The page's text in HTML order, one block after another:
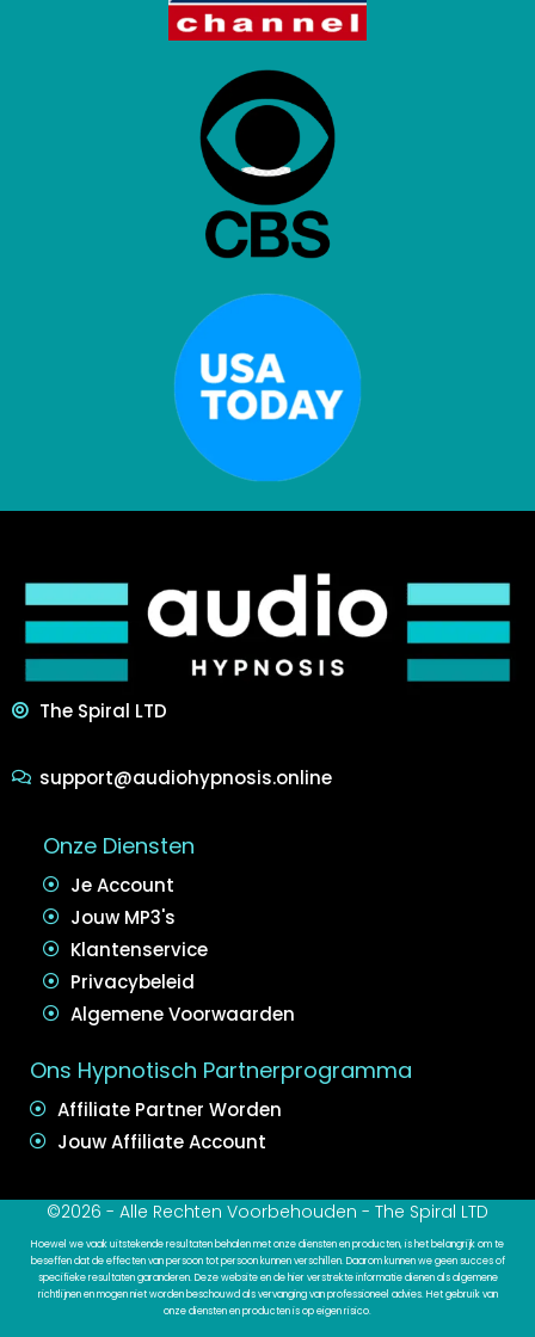
The Spiral LTD
support@audiohypnosis.online
Onze Diensten
Je Account
Jouw MP3's
Klantenservice
Privacybeleid
Algemene Voorwaarden
Ons Hypnotisch Partnerprogramma
Affiliate Partner Worden
Jouw Affiliate Account
©2026 - Alle Rechten Voorbehouden - The Spiral LTD
Hoewel we vaak uitstekende resultaten behalen met onze diensten en producten, is het belangrijk om te
beseffen dat de effecten van persoon tot persoon kunnen verschillen. Daarom kunnen we geen succes of
specifieke resultaten garanderen. Deze website en de hier verstrekte informatie dienen als algemene
richtlijnen en mogen niet worden beschouwd als vervanging van professioneel advies. Het gebruik van
onze diensten en producten is op eigen risico.